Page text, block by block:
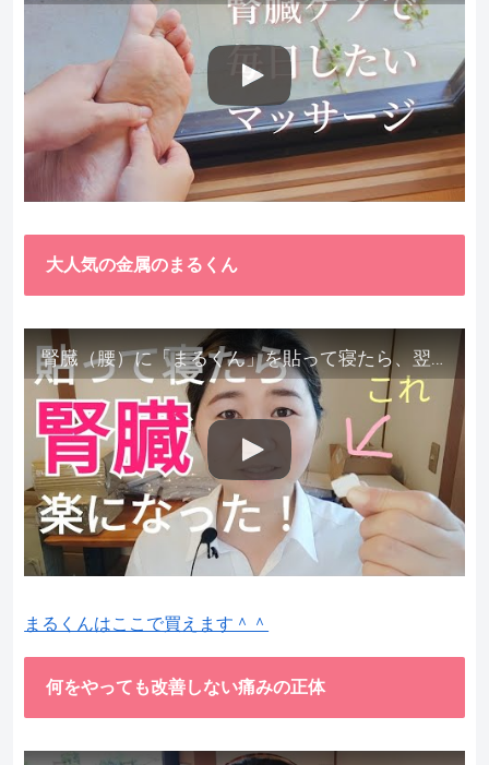
大人気の金属のまるくん
腎臓（腰）に「まるくん」を貼って寝たら、翌朝めちゃ楽でびっくりしました。腎臓叩いても痛くない！【お客様の声を試してみた】
まるくんはここで買えます＾＾
何をやっても改善しない痛みの正体